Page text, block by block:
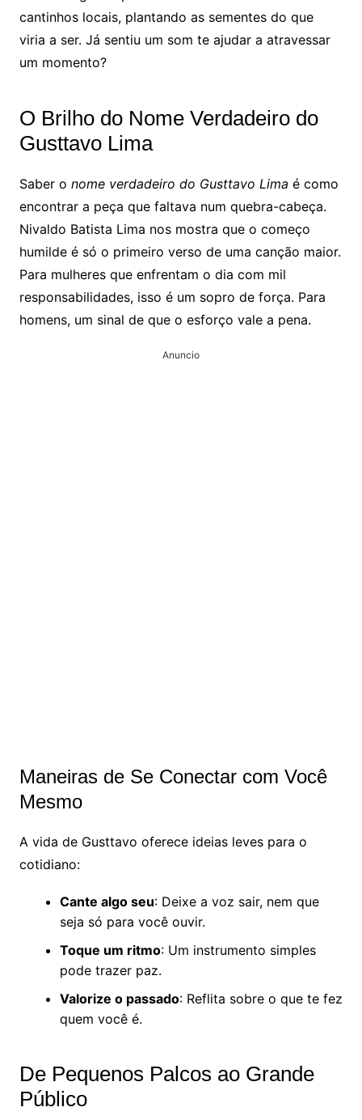
cantinhos locais, plantando as sementes do que
viria a ser. Já sentiu um som te ajudar a atravessar
um momento?
O Brilho do Nome Verdadeiro do
Gusttavo Lima
Saber o nome verdadeiro do Gusttavo Lima é como
encontrar a peça que faltava num quebra-cabeça.
Nivaldo Batista Lima nos mostra que o começo
humilde é só o primeiro verso de uma canção maior.
Para mulheres que enfrentam o dia com mil
responsabilidades, isso é um sopro de força. Para
homens, um sinal de que o esforço vale a pena.
Anuncio
Maneiras de Se Conectar com Você
Mesmo
A vida de Gusttavo oferece ideias leves para o
cotidiano:
Cante algo seu: Deixe a voz sair, nem que
seja só para você ouvir.
Toque um ritmo: Um instrumento simples
pode trazer paz.
Valorize o passado: Reflita sobre o que te fez
quem você é.
De Pequenos Palcos ao Grande
Público